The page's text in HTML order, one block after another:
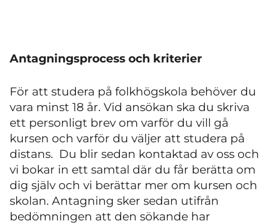
Antagningsprocess och kriterier
För att studera på folkhögskola behöver du
vara minst 18 år. Vid ansökan ska du skriva
ett personligt brev om varför du vill gå
kursen och varför du väljer att studera på
distans. Du blir sedan kontaktad av oss och
vi bokar in ett samtal där du får berätta om
dig själv och vi berättar mer om kursen och
skolan. Antagning sker sedan utifrån
bedömningen att den sökande har